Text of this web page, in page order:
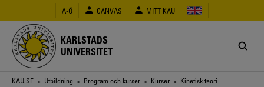
huvudinnehåll
A-Ö CANVAS MITT KAU
KARLSTADS
UNIVERSITET
Länkstig
KAU.SE > Utbildning > Program och kurser > Kurser > Kinetisk teori